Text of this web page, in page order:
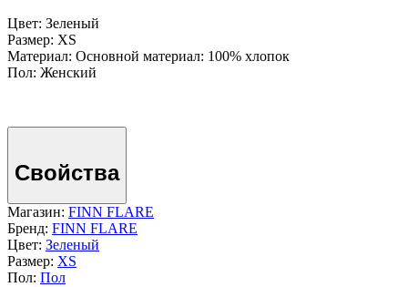
Цвет: Зеленый
Размер: XS
Материал: Основной материал: 100% хлопок
Пол: Женский
Свойства
Магазин: FINN FLARE
Бренд: FINN FLARE
Цвет: Зеленый
Размер: XS
Пол: Пол